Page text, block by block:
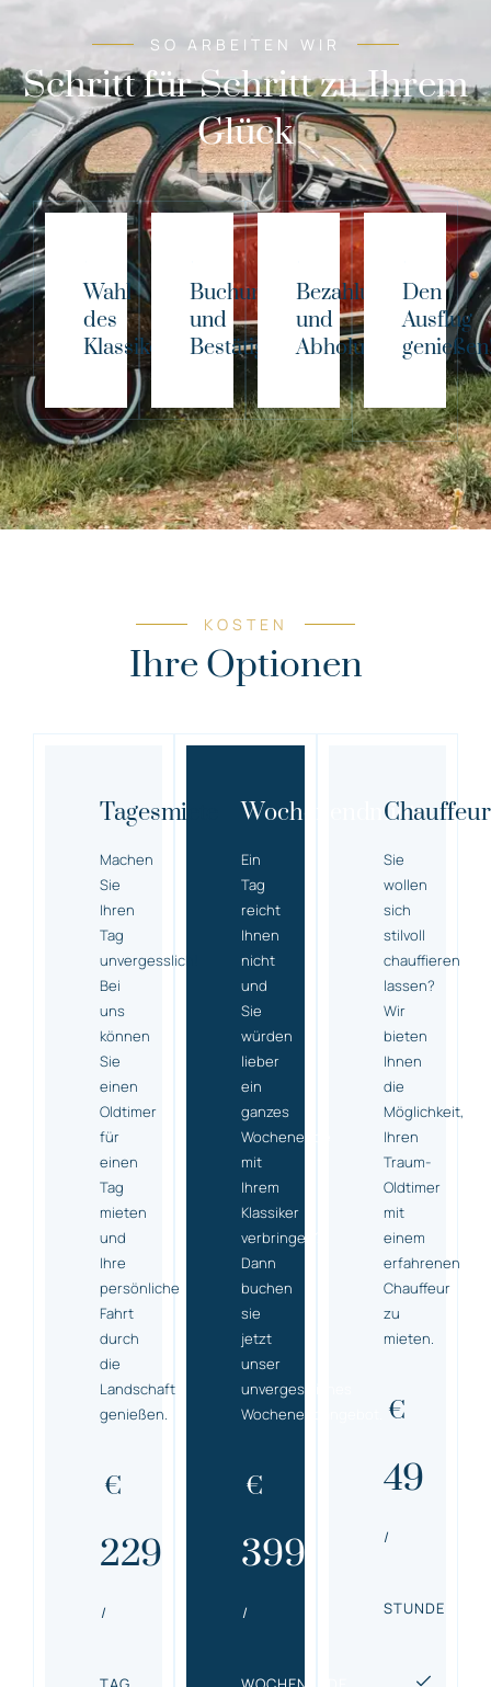
SO ARBEITEN WIR
Schritt für Schritt zu Ihrem
Glück
Wahl
des
Klassikers!
Buchung
und
Bestätigung
Bezahlung
und
Abholung
Den
Ausflug
KOSTEN
Ihre Optionen
Tagesmiete
Machen
Sie
Ihren
Tag
unvergesslich!
Bei
uns
können
Sie
einen
Oldtimer
für
einen
Tag
mieten
und
Ihre
persönliche
Fahrt
durch
die
Landschaft
genießen.
€
229
/
Wochenendmiete
Ein
Tag
reicht
Ihnen
nicht
und
Sie
würden
lieber
ein
ganzes
Wochenende
mit
Ihrem
Klassiker
verbringen?
Dann
buchen
sie
jetzt
unser
unvergessliches
Wochenendangebot.
€
399
/
Sie
wollen
sich
stilvoll
chauffieren
lassen?
Wir
bieten
Ihnen
die
Möglichkeit,
Ihren
Traum-
Oldtimer
mit
einem
erfahrenen
Chauffeur
zu
mieten.
€
49
/
STUNDE